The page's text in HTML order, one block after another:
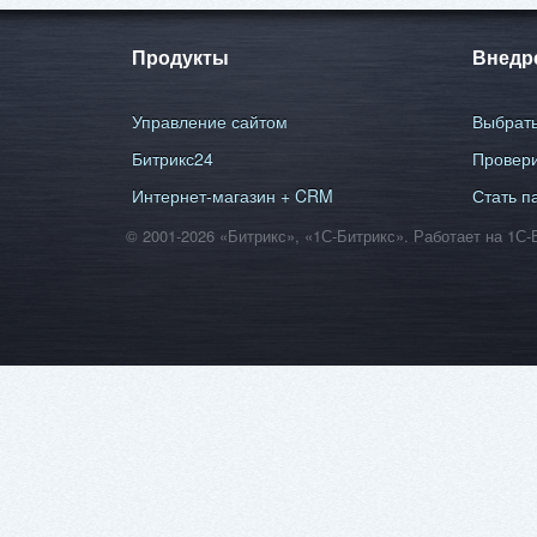
Продукты
Управление сайтом
Битрикс24
Интернет-магазин + CRM
Стать
© 2001-2026 «Битрикс», «1С-Битрикс». Работает на